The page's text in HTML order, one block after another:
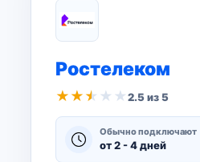
Ростелеком
★ ★ ★ ★ ★2.5 из 5
Обычно подключают
от 2 - 4 дней